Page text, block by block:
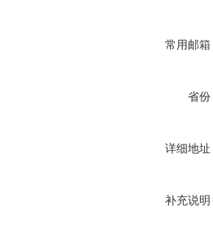
常用邮箱
省份
详细地址
补充说明